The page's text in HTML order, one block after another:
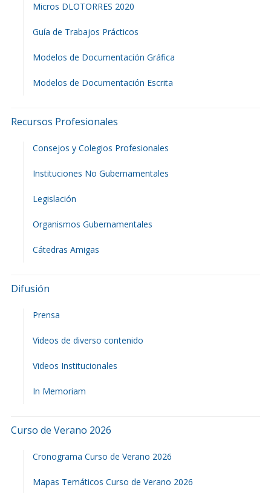
Micros DLOTORRES 2020
Guía de Trabajos Prácticos
Modelos de Documentación Gráfica
Modelos de Documentación Escrita
Recursos Profesionales
Consejos y Colegios Profesionales
Instituciones No Gubernamentales
Legislación
Organismos Gubernamentales
Cátedras Amigas
Difusión
Prensa
Videos de diverso contenido
Videos Institucionales
In Memoriam
Curso de Verano 2026
Cronograma Curso de Verano 2026
Mapas Temáticos Curso de Verano 2026